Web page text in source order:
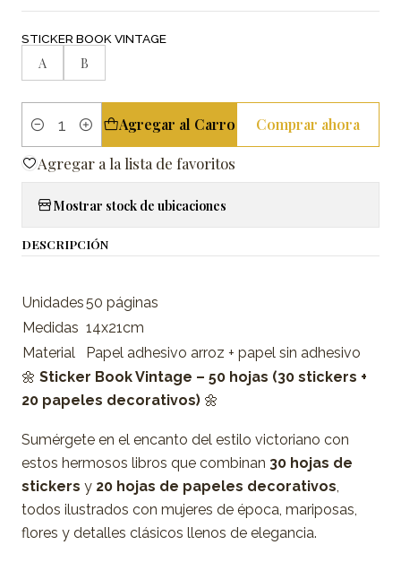
STICKER BOOK VINTAGE
A B
Cantidad
Agregar al Carro Comprar ahora
Agregar a la lista de favoritos
Mostrar stock de ubicaciones
DESCRIPCIÓN
Unidades50 páginas
Medidas 14x21cm
Material
Papel adhesivo arroz + papel sin adhesivo
🌼 Sticker Book Vintage – 50 hojas (30 stickers +
20 papeles decorativos) 🌼
Sumérgete en el encanto del estilo victoriano con
estos hermosos libros que combinan 30 hojas de
stickers y 20 hojas de papeles decorativos,
todos ilustrados con mujeres de época, mariposas,
flores y detalles clásicos llenos de elegancia.